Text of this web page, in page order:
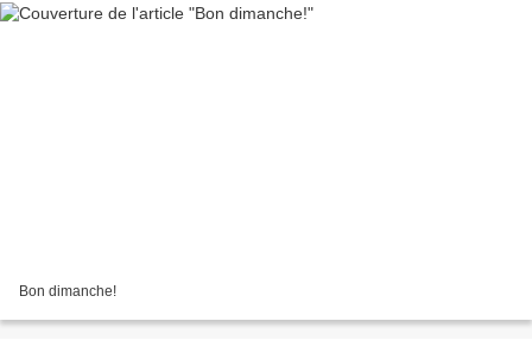
Bon dimanche!